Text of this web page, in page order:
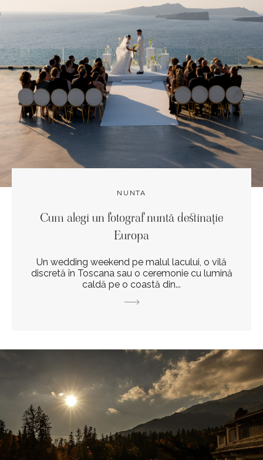
NUNTA
Cum alegi un fotograf nuntă destinație
Europa
Un wedding weekend pe malul lacului, o vilă
discretă în Toscana sau o ceremonie cu lumină
caldă pe o coastă din...